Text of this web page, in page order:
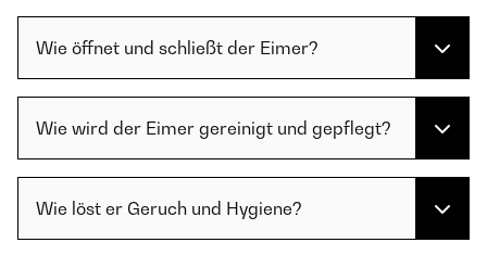
Wie öffnet und schließt der Eimer?
Wie wird der Eimer gereinigt und gepflegt?
Wie löst er Geruch und Hygiene?